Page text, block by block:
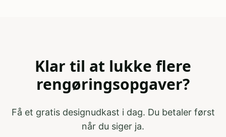
Klar til at lukke flere
rengøringsopgaver?
Få et gratis designudkast i dag. Du betaler først
når du siger ja.